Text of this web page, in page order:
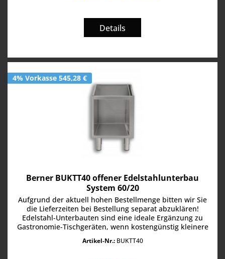
Details
4% Vorkasse 545,28 €
Berner BUKTT40 offener Edelstahlunterbau
System 60/20
Aufgrund der aktuell hohen Bestellmenge bitten wir Sie
die Lieferzeiten bei Bestellung separat abzuklären!
Edelstahl-Unterbauten sind eine ideale Ergänzung zu
Gastronomie-Tischgeräten, wenn kostengünstig kleinere
Artikel-Nr.:BUKTT40